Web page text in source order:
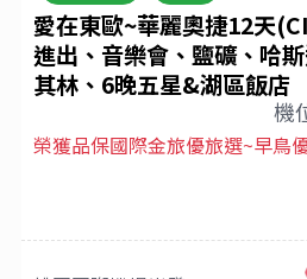
愛在東歐~華麗奧捷12天
進出、音樂會、鹽礦、哈
其林、6晚五星&湖區飯店
機
榮獲品保國際金旅優旅選~早鳥